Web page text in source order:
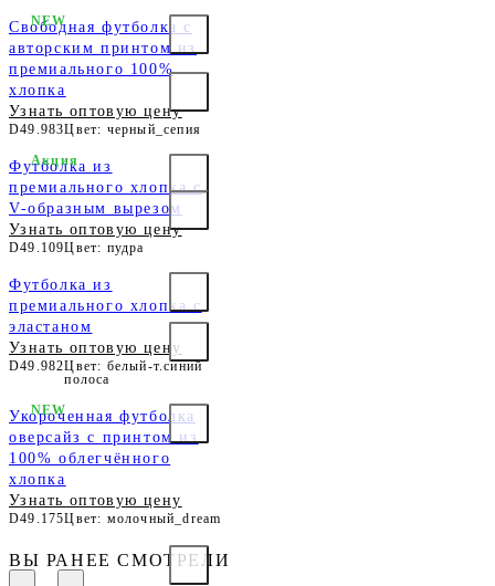
Свободная футболка с
авторским принтом из
премиального 100%
хлопка
Узнать оптовую цену
D49.983Цвет: черный_сепия
NEW
Футболка из
премиального хлопка с
V-образным вырезом
Узнать оптовую цену
D49.109Цвет: пудра
Акция
Футболка из
премиального хлопка с
эластаном
Узнать оптовую цену
D49.982Цвет: белый-т.синий
полоса
Укороченная футболка
оверсайз с принтом из
100% облегчённого
хлопка
Узнать оптовую цену
D49.175Цвет: молочный_dream
NEW
ВЫ РАНЕЕ СМОТРЕЛИ